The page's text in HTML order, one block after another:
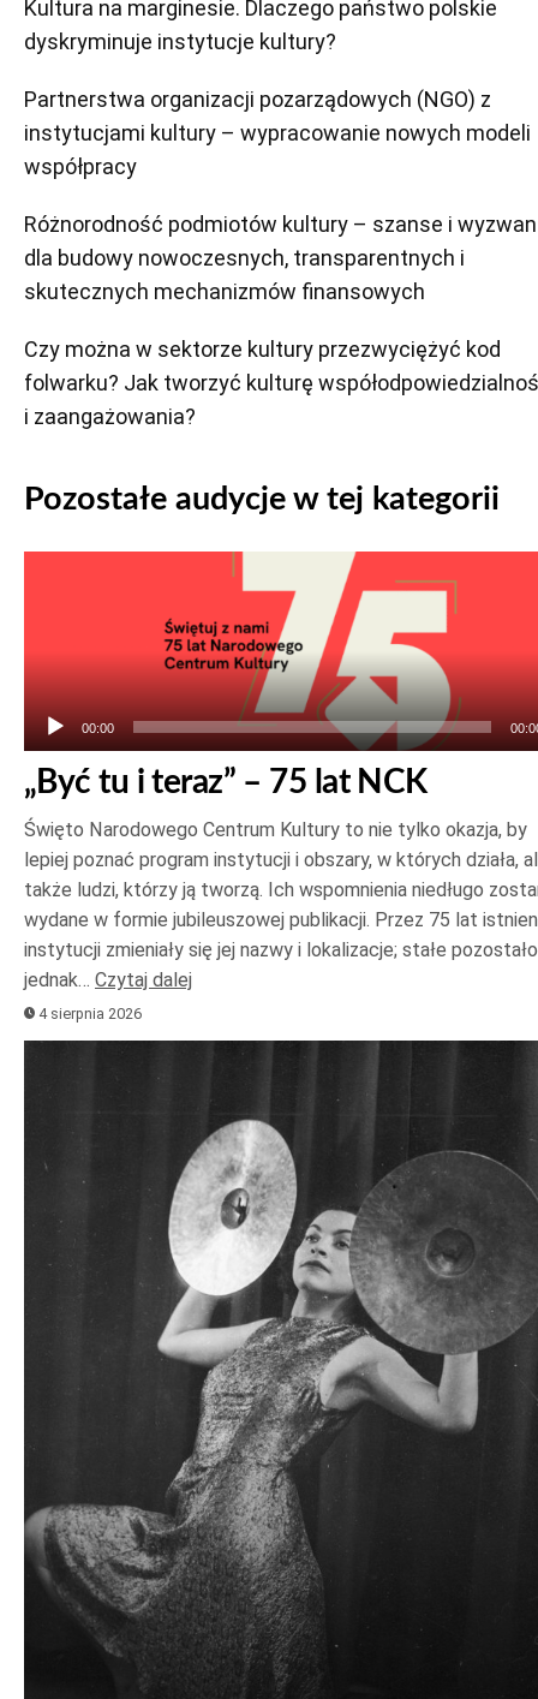
Kultura na marginesie. Dlaczego państwo polskie
dyskryminuje instytucje kultury?
Partnerstwa organizacji pozarządowych (NGO) z
instytucjami kultury – wypracowanie nowych modeli
współpracy
Różnorodność podmiotów kultury – szanse i
dla budowy nowoczesnych, transparentnych i
skutecznych mechanizmów finansowych
Czy można w sektorze kultury przezwyciężyć kod
folwarku? Jak tworzyć kulturę
i zaangażowania?
Pozostałe audycje w tej kategorii
00:00
„Być tu i teraz” – 75 lat NCK
Święto Narodowego Centrum Kultury to nie tylko okazja, by
lepiej poznać program instytucji i obszary, w których działa,
także ludzi, którzy ją tworzą. Ich wspomnienia niedługo
wydane w formie jubileuszowej publikacji. Przez 75 lat
instytucji zmieniały się jej nazwy i lokalizacje; stałe pozostało
jednak… Czytaj dalej
4 sierpnia 2026